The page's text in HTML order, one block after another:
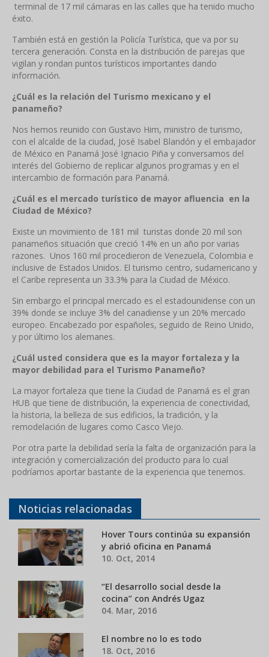
terminal de 17 mil cámaras en las calles que ha tenido mucho
éxito.
También está en gestión la Policía Turística, que va por su
tercera generación. Consta en la distribución de parejas que
vigilan y rondan puntos turísticos importantes dando
información.
¿Cuál es la relación del Turismo mexicano y el
panameño?
Nos hemos reunido con Gustavo Him, ministro de turismo,
con el alcalde de la ciudad, José Isabel Blandón y el embajador
de México en Panamá José Ignacio Piña y conversamos del
interés del Gobierno de replicar algunos programas y en el
intercambio de formación para Panamá.
¿Cuál es el mercado turístico de mayor afluencia en la
Ciudad de México?
Existe un movimiento de 181 mil turistas donde 20 mil son
panameños situación que creció 14% en un año por varias
razones. Unos 160 mil procedieron de Venezuela, Colombia e
inclusive de Estados Unidos. El turismo centro, sudamericano y
el Caribe representa un 33.3% para la Ciudad de México.
Sin embargo el principal mercado es el estadounidense con un
39% donde se incluye 3% del canadiense y un 20% mercado
europeo. Encabezado por españoles, seguido de Reino Unido,
y por último los alemanes.
¿Cuál usted considera que es la mayor fortaleza y la
mayor debilidad para el Turismo Panameño?
La mayor fortaleza que tiene la Ciudad de Panamá es el gran
HUB que tiene de distribución, la experiencia de conectividad,
la historia, la belleza de sus edificios, la tradición, y la
remodelación de lugares como Casco Viejo.
Por otra parte la debilidad sería la falta de organización para la
integración y comercialización del producto para lo cual
podríamos aportar bastante de la experiencia que tenemos.
Noticias relacionadas
Hover Tours continúa su expansión
y abrió oficina en Panamá
10. Oct, 2014
“El desarrollo social desde la
cocina” con Andrés Ugaz
04. Mar, 2016
El nombre no lo es todo
18. Oct, 2016